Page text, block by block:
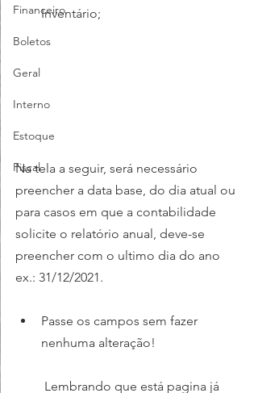
Financeiro
Boletos
Geral
Interno
Estoque
Fiscal
Inventário;
Na tela a seguir, será necessário
preencher a data base, do dia atual ou
para casos em que a contabilidade
solicite o relatório anual, deve-se
preencher com o ultimo dia do ano
ex.: 31/12/2021.
Passe os campos sem fazer
nenhuma alteração!